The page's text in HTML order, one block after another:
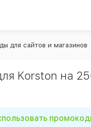
для сайтов и магазинов
Korston на